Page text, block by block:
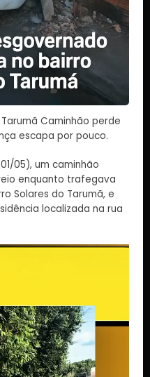
Caminhão perde
escapa por pouco.
05), um caminhão
enquanto trafegava
Solares do Tarumã, e
localizada na rua